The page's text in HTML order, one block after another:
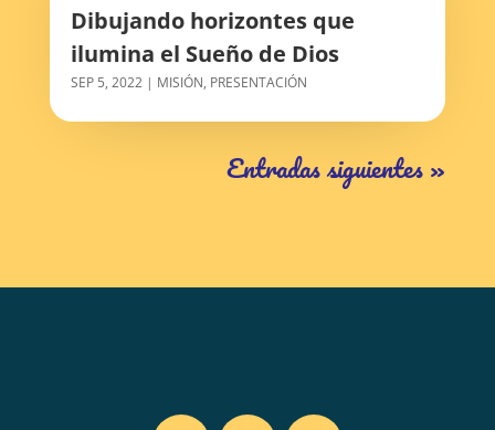
Dibujando horizontes que
ilumina el Sueño de Dios
SEP 5, 2022| MISIÓN, PRESENTACIÓN
Entradas siguientes »